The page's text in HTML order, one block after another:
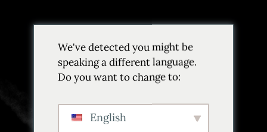
Etiqueta:
Mejor cocinero novel:
Andrés Fernández León
Etiqueta Best New Chef: Andrés Fernández León
We've detected you might be
speaking a different language.
Do you want to change to:
English